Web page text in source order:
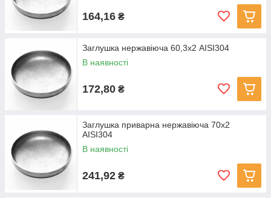
164,16 ₴
Заглушка нержавіюча 60,3х2 AISI304
В наявності
172,80 ₴
Заглушка приварна нержавіюча 70х2
AISI304
В наявності
241,92 ₴